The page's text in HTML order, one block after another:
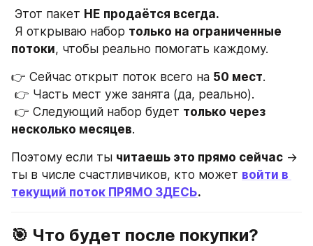
Этот пакет НЕ продаётся всегда.
Я открываю набор только на ограниченные
потоки, чтобы реально помогать каждому.
👉 Сейчас открыт поток всего на 50 мест.
👉 Часть мест уже занята (да, реально).
👉 Следующий набор будет только через
несколько месяцев.
Поэтому если ты читаешь это прямо сейчас →
ты в числе счастливчиков, кто может войти в
текущий поток ПРЯМО ЗДЕСЬ.
🎯 Что будет после покупки?